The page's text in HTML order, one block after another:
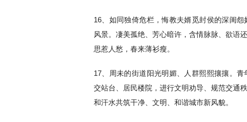
16、如同独倚危栏，悔教夫婿觅封侯的深闺
风景。凄美孤绝、芳心暗许，含情脉脉、欲语
思惹人愁，春来薄衫瘦。
17、周未的街道阳光明媚、人群熙熙攘攘。
交站台、居民楼院，进行文明劝导、规范交通
和汗水共筑干净、文明、和谐城市新风貌。